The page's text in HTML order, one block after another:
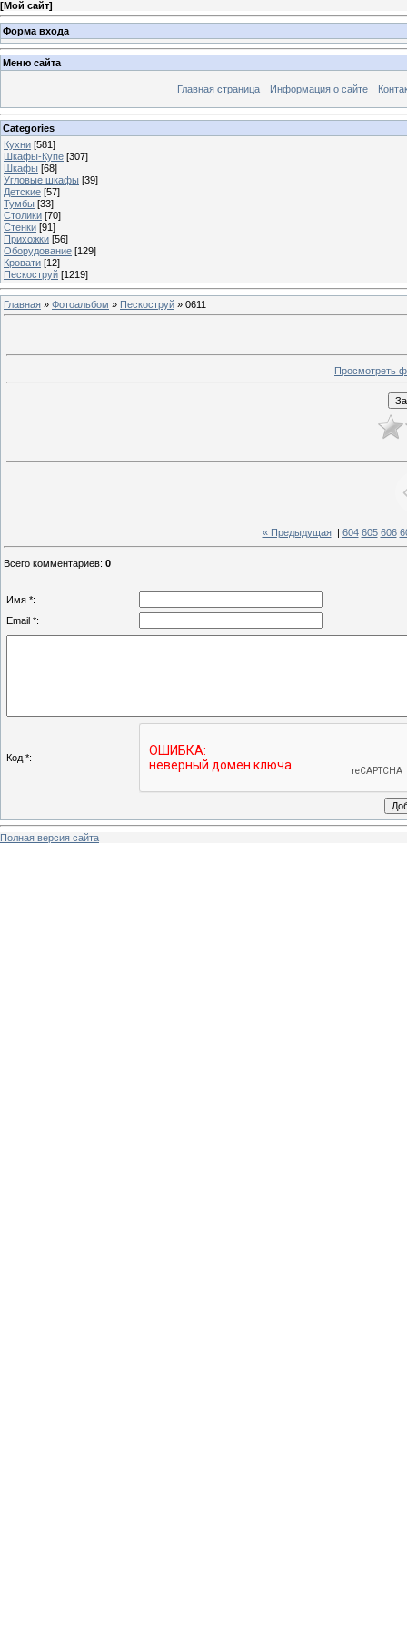
[Мой сайт]
Форма входа
Меню сайта
Главная страница Информация о сайте
Categories
Кухни [581]
Шкафы-Купе [307]
Шкафы [68]
Угловые шкафы [39]
Детские [57]
Тумбы [33]
Столики [70]
Стенки [91]
Прихожки [56]
Оборудование [129]
Кровати [12]
Пескоструй [1219]
Главная » Фотоальбом » Пескоструй » 0611
Просмотреть
« Предыдущая| 604 605 606
Всего комментариев: 0
Имя *:
Email *:
Код *:
Полная версия сайта